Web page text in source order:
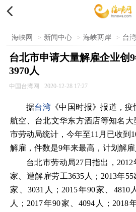

海峡网 > 新闻中心 > 海峡两岸 > 台
台北市申请大量解雇企业创
3970人
中国台湾网 2020-12-28 17:27
据台湾 《中国时报》报道，
航空、台北文华东方酒店等知名
市劳动局统计，今年至11月已收到
解雇，件数是9年来最高，计划解雇
台北市劳动局27日指出，
家、遭解雇劳工3635人；2013年55
家、3031人；2015年90家、4810
人；2017年90家、4094人；2018